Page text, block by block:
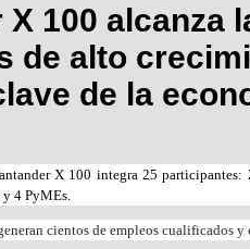
100 alcanza
de alto
de la
X 100 integra 25 participantes:
4 PyMEs.
cientos de empleos cualificados y